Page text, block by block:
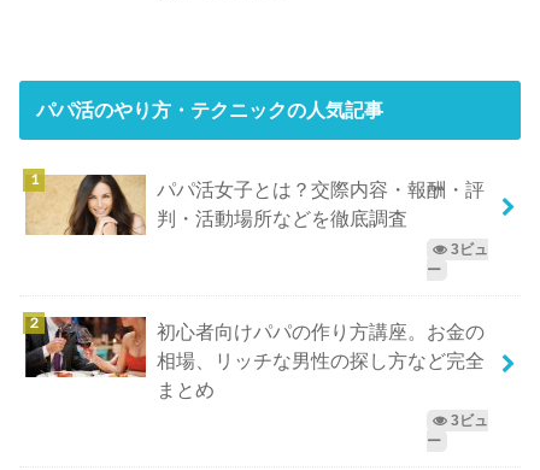
パパ活のやり方・テクニックの人気記事
パパ活女子とは？交際内容・報酬・評
判・活動場所などを徹底調査
3ビュ
ー
初心者向けパパの作り方講座。お金の
相場、リッチな男性の探し方など完全
まとめ
3ビュ
ー